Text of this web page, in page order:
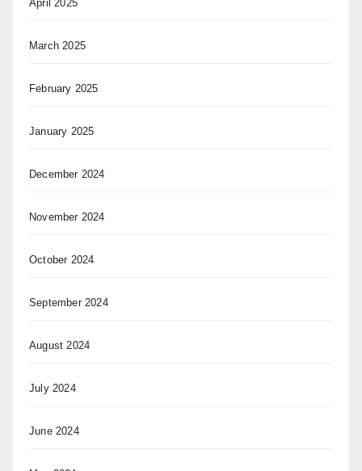
April 2025
March 2025
February 2025
January 2025
December 2024
November 2024
October 2024
September 2024
August 2024
July 2024
June 2024